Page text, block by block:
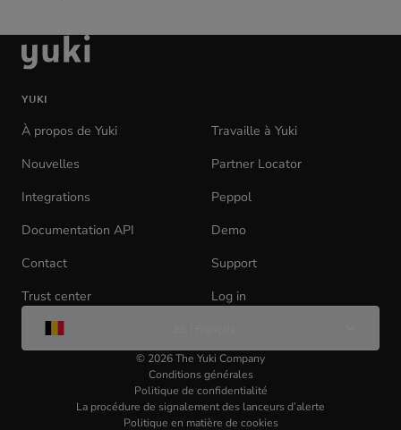
aller
à
page
d'accueil
YUKI
À propos de Yuki Travaille à Yuki
new
Nouvelles
Partner Locator
Integrations
Peppol
Documentation API
Demo
Contact
Support
Trust center
Log in
tab)
langue
© 2026The Yuki Company
Conditions générales
Politique de confidentialité
La procédure de signalement des lanceurs d’alerte
Politique en matière de cookies